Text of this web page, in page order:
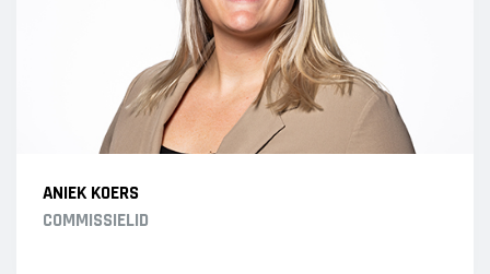
ANIEK KOERS
COMMISSIELID